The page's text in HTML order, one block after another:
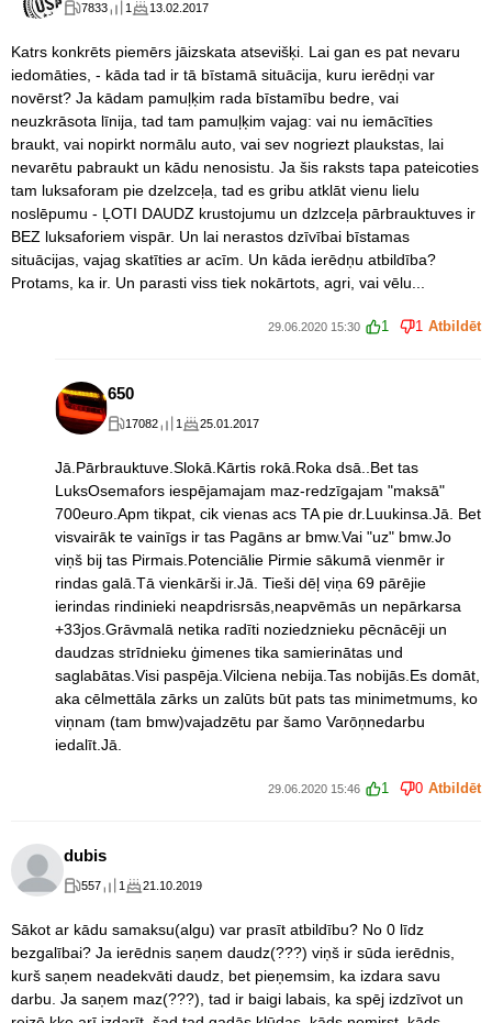
7833 1 13.02.2017
Katrs konkrēts piemērs jāizskata atsevišķi. Lai gan es pat nevaru
iedomāties, - kāda tad ir tā bīstamā situācija, kuru ierēdņi var
novērst? Ja kādam pamuļķim rada bīstamību bedre, vai
neuzkrāsota līnija, tad tam pamuļķim vajag: vai nu iemācīties
braukt, vai nopirkt normālu auto, vai sev nogriezt plaukstas, lai
nevarētu pabraukt un kādu nenosistu. Ja šis raksts tapa pateicoties
tam luksaforam pie dzelzceļa, tad es gribu atklāt vienu lielu
noslēpumu - ĻOTI DAUDZ krustojumu un dzlzceļa pārbrauktuves ir
BEZ luksaforiem vispār. Un lai nerastos dzīvībai bīstamas
situācijas, vajag skatīties ar acīm. Un kāda ierēdņu atbildība?
Protams, ka ir. Un parasti viss tiek nokārtots, agri, vai vēlu...
29.06.2020 15:30 1 1 Atbildēt
650
17082 1 25.01.2017
Jā.Pārbrauktuve.Slokā.Kārtis rokā.Roka dsā..Bet tas
LuksOsemafors iespējamajam maz-redzīgajam "maksā"
700euro.Apm tikpat, cik vienas acs TA pie dr.Luukinsa.Jā. Bet
visvairāk te vainīgs ir tas Pagāns ar bmw.Vai "uz" bmw.Jo
viņš bij tas Pirmais.Potenciālie Pirmie sākumā vienmēr ir
rindas galā.Tā vienkārši ir.Jā. Tieši dēļ viņa 69 pārējie
ierindas rindinieki neapdrisrsās,neapvēmās un nepārkarsa
+33jos.Grāvmalā netika radīti noziedznieku pēcnācēji un
daudzas strīdnieku ģimenes tika samierinātas und
saglabātas.Visi paspēja.Vilciena nebija.Tas nobijās.Es domāt,
aka cēlmettāla zārks un zalūts būt pats tas minimetmums, ko
viņnam (tam bmw)vajadzētu par šamo Varōņnedarbu
iedalīt.Jā.
29.06.2020 15:46 1 0 Atbildēt
dubis
557 1 21.10.2019
Sākot ar kādu samaksu(algu) var prasīt atbildību? No 0 līdz
bezgalībai? Ja ierēdnis saņem daudz(???) viņš ir sūda ierēdnis,
kurš saņem neadekvāti daudz, bet pieņemsim, ka izdara savu
darbu. Ja saņem maz(???), tad ir baigi labais, ka spēj izdzīvot un